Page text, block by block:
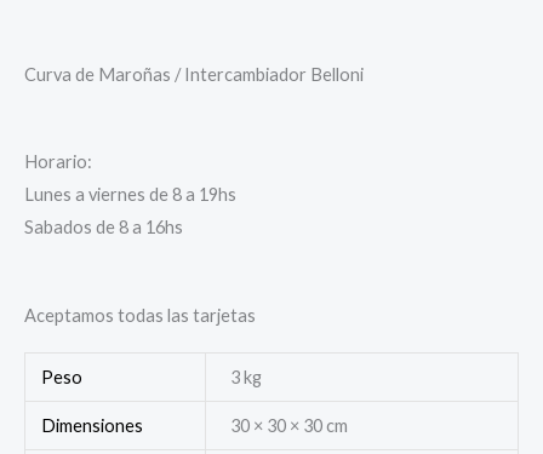
Curva de Maroñas / Intercambiador Belloni
Horario:
Lunes a viernes de 8 a 19hs
Sabados de 8 a 16hs
Aceptamos todas las tarjetas
Peso 3 kg
Dimensiones 30 × 30 × 30 cm